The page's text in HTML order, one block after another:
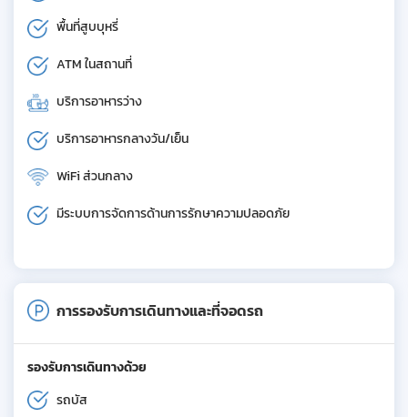
พื้นที่สูบบุหรี่
ATM ในสถานที่
บริการอาหารว่าง
บริการอาหารกลางวัน/เย็น
WiFi ส่วนกลาง
มีระบบการจัดการด้านการรักษาความปลอดภัย
การรองรับการเดินทางและที่จอดรถ
รองรับการเดินทางด้วย
รถบัส